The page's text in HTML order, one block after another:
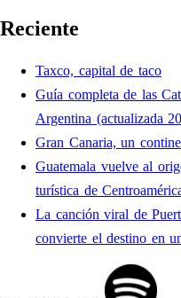
Reciente
Taxco, capital de taco
Guía completa de las
Argentina (actualizada
Gran Canaria, un
Guatemala vuelve al
turística de
La canción viral de
convierte el destino en